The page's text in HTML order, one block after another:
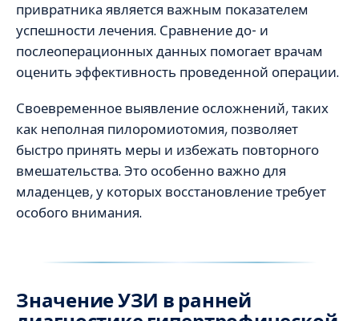
привратника является важным показателем
успешности лечения. Сравнение до- и
послеоперационных данных помогает врачам
оценить эффективность проведенной операции.
Своевременное выявление осложнений, таких
как неполная пилоромиотомия, позволяет
быстро принять меры и избежать повторного
вмешательства. Это особенно важно для
младенцев, у которых восстановление требует
особого внимания.
Значение УЗИ в ранней